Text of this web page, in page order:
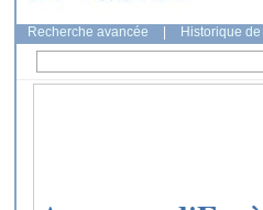
Recherche avancée Historique